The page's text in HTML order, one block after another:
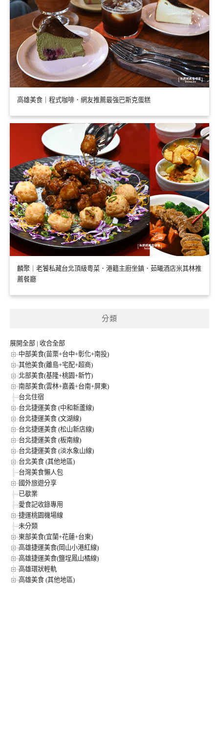
高雄美食｜程式咖啡．網友推薦最強巴斯克蛋糕
麟聚｜老饕私藏台北頂級粵菜．港籍主廚坐鎮．茹曦酒店米其林推
薦餐廳
分類
展開全部 | 收合全部
中部美食(苗栗+台中+彰化+南投)
其他美食(離島+宅配+超商)
北部美食(基隆+桃園+新竹)
南部美食(雲林+嘉義+台南+屏東)
台北住宿
台北捷運美食 (中和新蘆線)
台北捷運美食 (文湖線)
台北捷運美食 (松山新店線)
台北捷運美食 (板南線)
台北捷運美食 (淡水象山線)
台北美食 (其他地區)
台灣美食懶人包
國外旅遊分享
已歇業
愛食記收錄專用
捷運桃園機場線
未分類
東部美食(宜蘭+花蓮+台東)
高雄捷運美食(岡山小港紅線)
高雄捷運美食(鹽埕鳳山橘線)
高雄環狀輕軌
高雄美食 (其他地區)